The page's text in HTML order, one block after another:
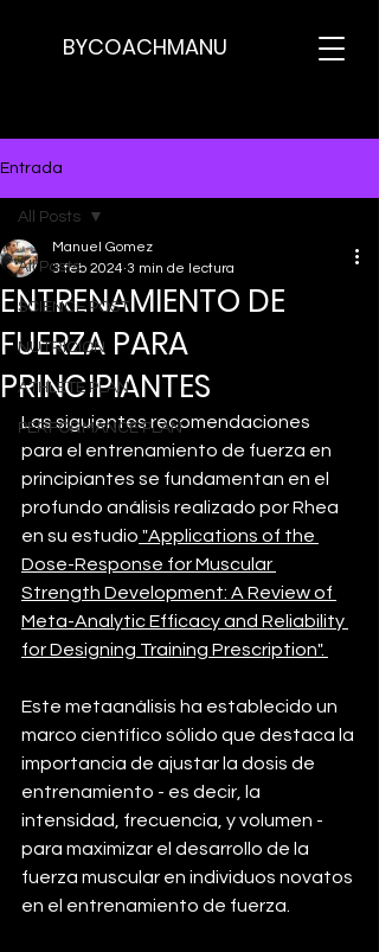
BYCOACHMANU
Entrada
All Posts
SCIENCE POST
NUTRICION
ATHLETE PLAN
PERFORMANCE PLAN
All Posts
ENTRENAMIENTO DE
FUERZA PARA
PRINCIPIANTES
Manuel Gomez
3 feb 2024 3 min de lectura
Las siguientes recomendaciones
para el entrenamiento de fuerza en
principiantes se fundamentan en el
profundo análisis realizado por Rhea
en su estudio "Applications of the
Dose-Response for Muscular
Strength Development: A Review of
Meta-Analytic Efficacy and Reliability
for Designing Training Prescription".
Este metaanálisis ha establecido un
marco científico sólido que destaca la
importancia de ajustar la dosis de
entrenamiento - es decir, la
intensidad, frecuencia, y volumen -
para maximizar el desarrollo de la
fuerza muscular en individuos novatos
en el entrenamiento de fuerza.